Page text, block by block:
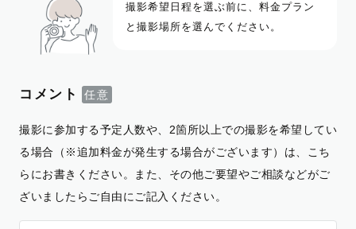
撮影希望日程を選ぶ前に、料金プラン
と撮影場所を選んでください。
コメント
撮影に参加する予定人数や、2箇所以上での撮影を希望してい
る場合（※追加料金が発生する場合がございます）は、こち
らにお書きください。また、その他ご要望やご相談などがご
ざいましたらご自由にご記入ください。